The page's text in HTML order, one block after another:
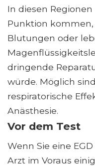
In diesen
Punktion kommen,
Blutungen oder
dringende
würde. Möglich
respiratorische
Anästhesie.
Vor dem Test
Wenn Sie eine
Arzt im Voraus